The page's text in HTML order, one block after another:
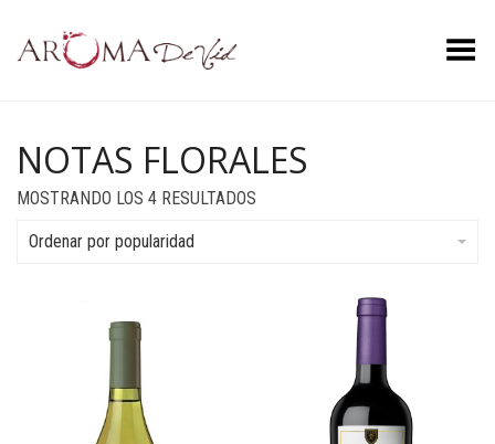
Menú
NOTAS FLORALES
MOSTRANDO LOS 4 RESULTADOS
Ordenar por popularidad